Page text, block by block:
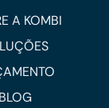
A KOMBI
BLOG